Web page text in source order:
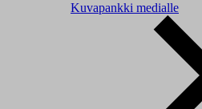
Kuvapankki medialle